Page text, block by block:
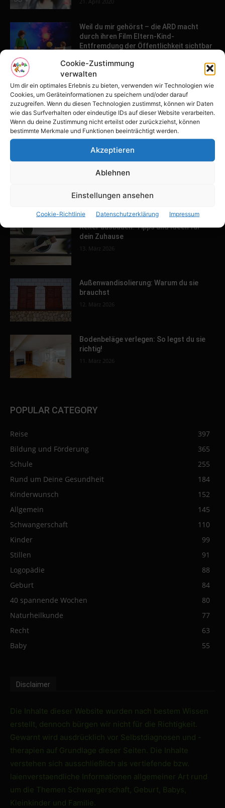
Cookie-Zustimmung
verwalten
Um dir ein optimales Erlebnis zu bieten, verwenden wir Technologien wie
Cookies, um Geräteinformationen zu speichern und/oder darauf
zuzugreifen. Wenn du diesen Technologien zustimmst, können wir Daten
wie das Surfverhalten oder eindeutige IDs auf dieser Website verarbeiten.
Wenn du deine Zustimmung nicht erteilst oder zurückziehst, können
bestimmte Merkmale und Funktionen beeinträchtigt werden.
Akzeptieren
Ablehnen
Einstellungen ansehen
Cookie-Richtlinie Datenschutzerklärung Impressum
Weil du mir gehörst – die ARD macht
durch ihren Film Eltern-Kind-
Entfremdung der Öffentlichkeit sichtbar
POPULAR POSTS
Tulpenfest läutet Frühling in Potsdam
ein
16. April 2026
Familien-Paradies an der Adria
Keller ausbauen: Tipps und Ideen für
dein Zuhause
13. März 2026
Außenwandisolierung: Warum du sie
brauchst
12. März 2026
Bodenbeläge verlegen: So legst du sie
richtig!
11. März 2026
POPULAR CATEGORY
Reise
397
Bildung und Förderung
365
Schule
255
Rund um Deine Gesundheit
184
Kinderwunsch
152
Allgemein
145
Schwangerschaft
110
Kinder
99
Stillen
91
Logopädie
88
Geburt
84
40 spannende Wochen
80
Naturheilkunde
77
Recht
63
Baby
55
Disclaimer
Die Inhalte dieser Website wurden nach bestem Wissen
erstellt, dennoch bürgen wir nicht für die Richtigkeit.
Gewarnt wird ausdrücklich vor Selbstdiagnosen und -
therapien auf Grundlage dieser Seiten. Die Inhalte
verstehen sich ausschließlich als vertiefende bzw.
laienverstaendliche Informationen allgemeiner Art rund
um die Themen Schwangerschaft, Geburt, Babys,
Kleinkinder und Familie.